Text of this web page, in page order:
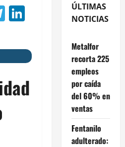
Telegram
LinkedInÚLTIMAS
NOTICIAS
Metalfor
recorta 225
empleos
por caída
del 60% en
ventas
Fentanilo
adulterado: